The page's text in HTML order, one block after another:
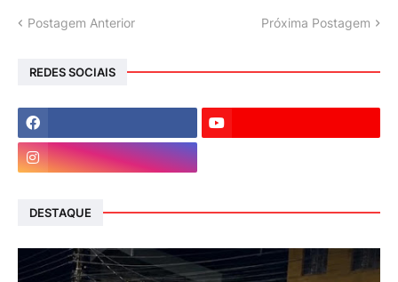
Postagem Anterior Próxima Postagem
REDES SOCIAIS
DESTAQUE